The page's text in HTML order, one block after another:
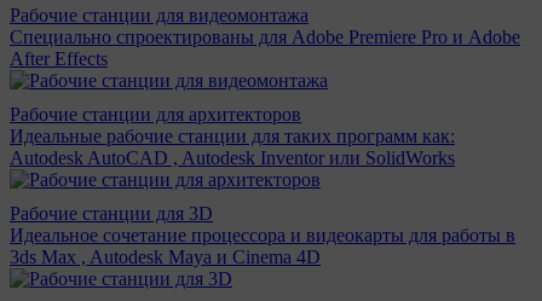
Рабочие станции для видеомонтажа
Специально спроектированы для Adobe Premiere Pro и Adobe
After Effects
Рабочие станции для архитекторов
Идеальные рабочие станции для таких программ как:
Autodesk AutoCAD , Autodesk Inventor или SolidWorks
Рабочие станции для 3D
Идеальное сочетание процессора и видеокарты для работы в
3ds Max , Autodesk Maya и Cinema 4D